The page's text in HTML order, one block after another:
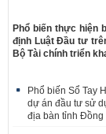
Phổ biến thực hiện
định Luật Đầu tư
Bộ Tài chính triển
Phổ biến Sổ Tay
dự án đầu tư sử
địa bàn tỉnh Đồng